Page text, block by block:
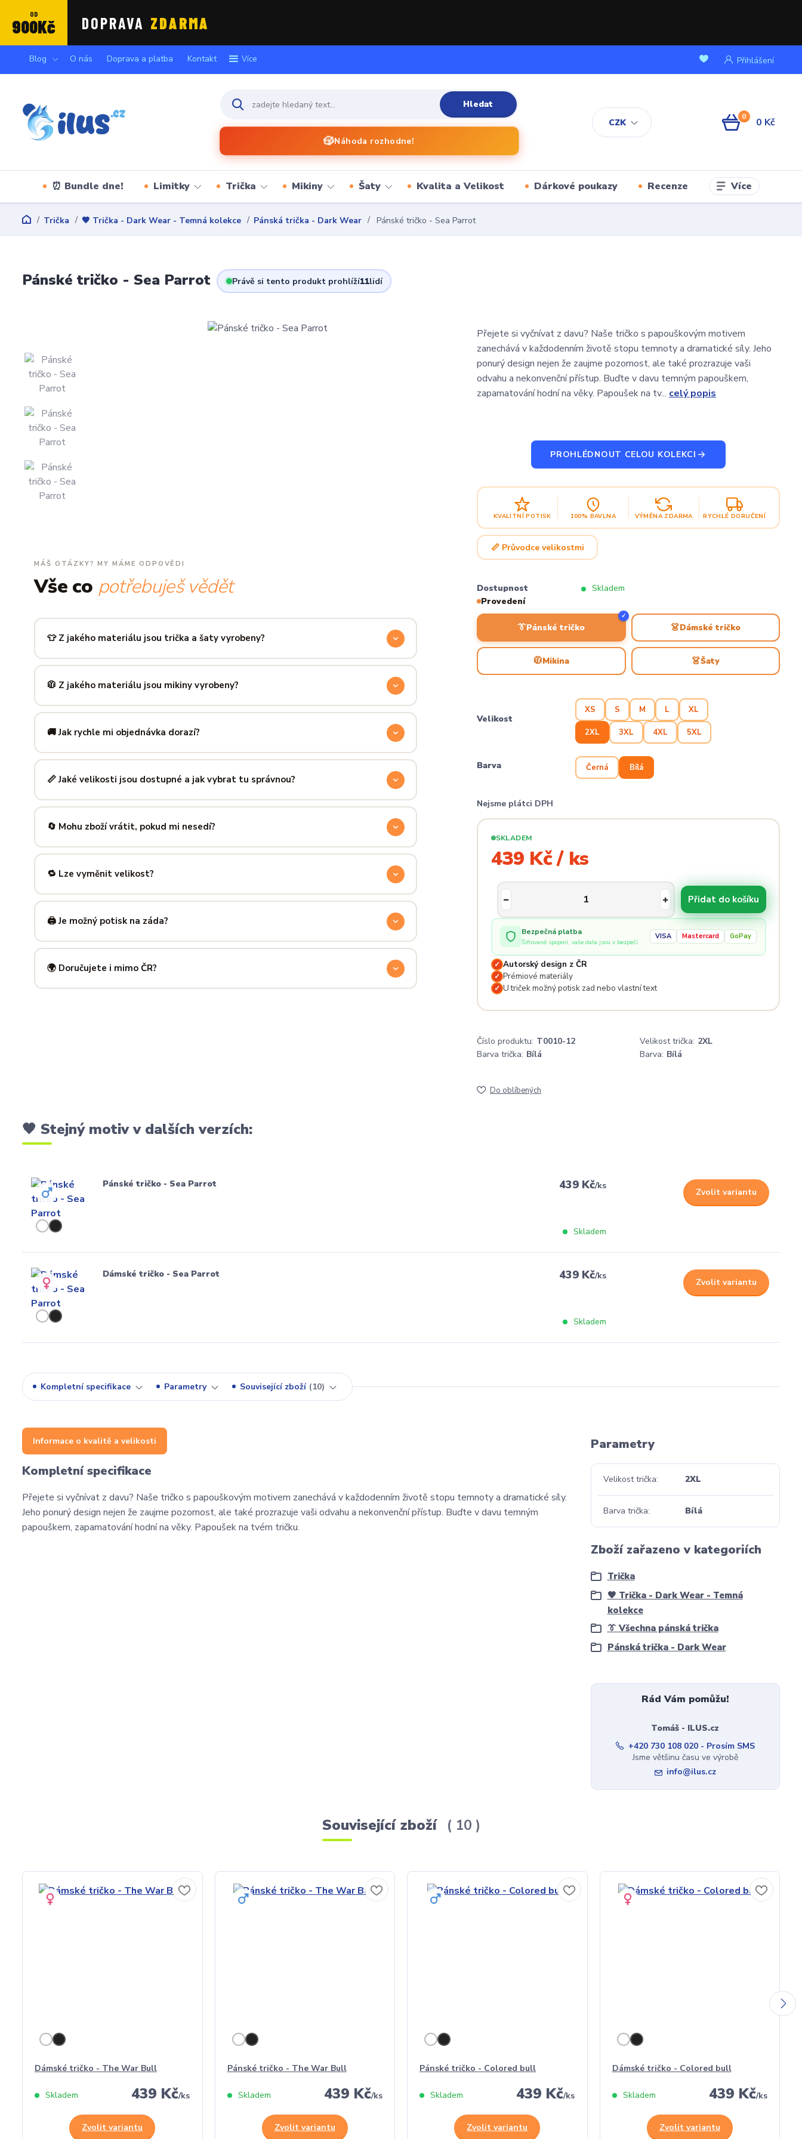
OD
900Kč DOPRAVA ZDARMA
Blog O nás Doprava a platba Kontakt Více
CZK
Přihlášení
Hledat
🎲Náhoda rozhodne!
0 0 Kč
⏰ Bundle dne! Limitky Trička Mikiny Šaty Kvalita a Velikost Dárkové poukazy Recenze Více
Trička 🖤 Trička - Dark Wear - Temná kolekce Pánská trička - Dark Wear Pánské tričko - Sea Parrot
Pánské tričko - Sea Parrot Právě si tento produkt prohlíží11lidí
MÁŠ OTÁZKY? MY MÁME ODPOVĚDI
Vše co potřebuješ vědět
👕 Z jakého materiálu jsou trička a šaty vyrobeny?
Používáme prémiovou 100% bavlnu — měkkou na dotek, prodyšnou a odolnou. Produkt si
zachová tvar i barvu i po desítkách praní. Kvalita, kterou pocítíš hned při prvním oblečení.
🧥 Z jakého materiálu jsou mikiny vyrobeny?
Mikiny šijeme ze směsi80 % bavlny a 20 % polyesteru— příjemně hřejivá, pevná a zároveň
prodyšná kombinace, která si dlouho drží tvar i po opakovaném praní.
🚚 Jak rychle mi objednávka dorazí?
Mimo sezónu balíme a odesíláme do 3 pracovních dní. Doručení přes PPL, GLS nebo Českou
poštu trvá obvykle 1–3 pracovní dny — zboží tak můžeš mít u sebe už za pár dní.
📏 Jaké velikosti jsou dostupné a jak vybrat tu správnou?
Nabízíme velikosti XS až 5XL, takže si vybere opravdu každý. Klikni naPrůvodce velikostmi
výše — najdeš tam přesné míry v cm a výběr velikosti bude hračka.
🔄 Mohu zboží vrátit, pokud mi nesedí?
Samozřejmě. Máš plných14 dní na vráceníbez udání důvodu. Stačí nás kontaktovat na
info@ilus.cza vše vyřídíme rychle a bez komplikací.
🔁 Lze vyměnit velikost?
Standardně výměnu nenabízíme, ale víme, že se to stane — proto se nebojte napsat na
info@ilus.cz. Většinou společně najdeme řešení, které vás potěší.
🖨️ Je možný potisk na záda?
Ano! Potisk zad je možný u většiny našich produktů — skvělé pro originální dárky nebo párové
kousky. Napiš nám předem na
🌍 Doručujete i mimo ČR?
Přejete si vyčnívat z davu? Naše tričko s papouškovým motivem
zanechává v každodenním životě stopu temnoty a dramatické síly. Jeho
ponurý design nejen že zaujme pozornost, ale také prozrazuje vaši
odvahu a nekonvenční přístup. Buďte v davu temným papouškem,
zapamatování hodní na věky. Papoušek na tv... celý popis
PROHLÉDNOUT CELOU KOLEKCI
KVALITNÍ POTISK 100% BAVLNA VÝMĚNA ZDARMA RYCHLÉ DORUČENÍ
📏 Průvodce velikostmi
Dostupnost
Skladem
Provedení
👔Pánské tričko
✓
👗Dámské tričko
🧥Mikina 👗Šaty
Velikost
XS S M L XL
2XL 3XL 4XL 5XL
Barva Černá Bílá
Nejsme plátci DPH
SKLADEM
439 Kč / ks
Přidat do košíku
Bezpečná platba
Šifrované spojení, vaše data jsou v bezpečí
VISA Mastercard GoPay
✓ Autorský design z ČR
✓ Prémiové materiály
✓ U triček možný potisk zad nebo vlastní text
Číslo produktu: T0010-12 Velikost trička: 2XL
Barva trička: Bílá Barva: Bílá
Do oblíbených
🖤 Stejný motiv v dalších verzích:
Pánské tričko - Sea Parrot 439 Kč/ks
Skladem
Zvolit variantu
Dámské tričko - Sea Parrot 439 Kč/ks
Skladem
Zvolit variantu
Kompletní specifikace Parametry Související zboží 10
Informace o kvalitě a velikosti
Kompletní specifikace
Přejete si vyčnívat z davu? Naše tričko s papouškovým motivem zanechává v každodenním životě stopu temnoty a dramatické síly.
Jeho ponurý design nejen že zaujme pozornost, ale také prozrazuje vaši odvahu a nekonvenční přístup. Buďte v davu temným
papouškem, zapamatování hodní na věky. Papoušek na tvém tričku.
Parametry
Velikost trička 2XL
Barva trička Bílá
Zboží zařazeno v kategoriích
Trička
🖤 Trička - Dark Wear - Temná
kolekce
👔 Všechna pánská trička
Pánská trička - Dark Wear
Rád Vám pomůžu!
Tomáš - ILUS.cz
+420 730 108 020 - Prosím SMS
Jsme většinu času ve výrobě
info@ilus.cz
Související zboží 10
Dámské tričko - The War Bull
439 Kč/ks
Skladem
Zvolit variantu
Pánské tričko - The War Bull
439 Kč/ks
Skladem
Zvolit variantu
Pánské tričko - Colored bull
439 Kč/ks
Skladem
Zvolit variantu
Dámské tričko - Colored bull
439 Kč/ks
Skladem
Zvolit variantu